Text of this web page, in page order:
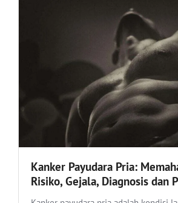
Kanker Payudara Pria:
Risiko, Gejala, Diagnosis dan